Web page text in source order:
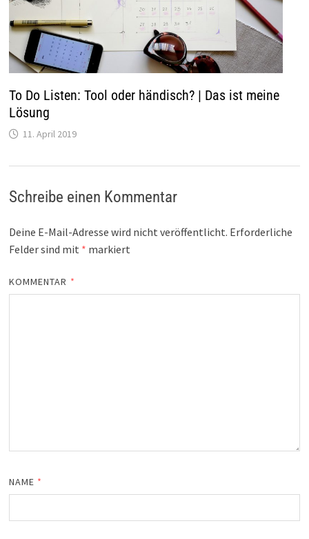
To Do Listen: Tool oder händisch? | Das ist meine
Lösung
11. April 2019
Schreibe einen Kommentar
Deine E-Mail-Adresse wird nicht veröffentlicht. Erforderliche
Felder sind mit * markiert
KOMMENTAR *
NAME *